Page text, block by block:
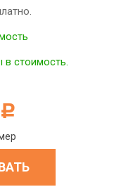
стоимость.
c